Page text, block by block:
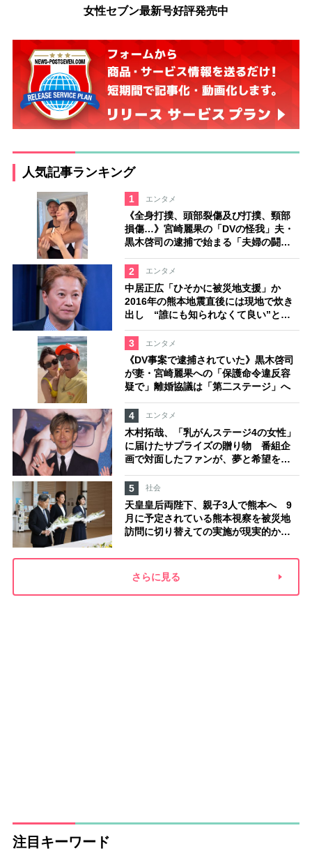
女性セブン最新号好評発売中
人気記事ランキング
1 エンタメ
《全身打撲、頭部裂傷及び打撲、頸部
損傷…》宮崎麗果の「DVの怪我」夫・
黒木啓司の逮捕で始まる「夫婦の闘
争」
2
エンタメ
中居正広「ひそかに被災地支援」か
2016年の熊本地震直後には現地で炊き
出し “誰にも知られなくて良い”と、
むしろ強まる福祉活動への思い
3
エンタメ
《DV事案で逮捕されていた》黒木啓司
が妻・宮崎麗果への「保護命令違反容
疑で」離婚協議は「第二ステージ」へ
4 エンタメ
木村拓哉、「乳がんステージ4の女性」
に届けたサプライズの贈り物 番組企
画で対面したファンが、夢と希望を与
た」
5 社会
天皇皇后両陛下、親子3人で熊本へ 9
月に予定されている熊本視察を被災地
訪問に切り替えての実施が現実的か
添い方”
さらに見る
注目キーワード